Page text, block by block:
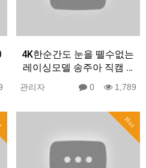
4K한순간도 눈을 뗄수없는
레이싱모델 송주아 직캠 …
관리자 0 1,789
Hot